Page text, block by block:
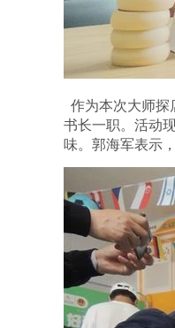
作为本次大师探
书长一职。活动
味。郭海军表示